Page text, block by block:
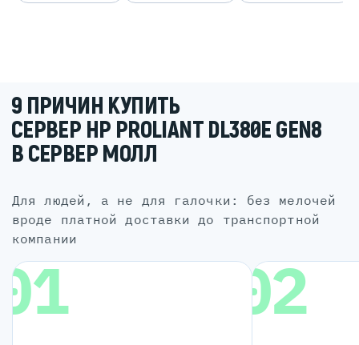
9 ПРИЧИН КУПИТЬ
СЕРВЕР HP PROLIANT DL380E GEN8
В СЕРВЕР МОЛЛ
для людей, а не для галочки: без мелочей
вроде платной доставки до транспортной
компании
02